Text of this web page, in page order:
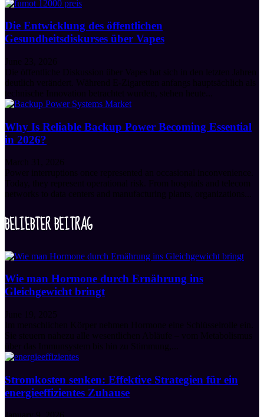
Die Entwicklung des öffentlichen
Gesundheitsdiskurses über Vapes
June 23, 2026
Die öffentliche Diskussion über Vapes hat sich in den letzten Jahren
deutlich verändert. Während E-Zigaretten anfangs hauptsächlich als
technische Innovation betrachtet wurden, stehen heute...
Why Is Reliable Backup Power Becoming Essential
in 2026?
March 31, 2026
Power interruptions once represented an occasional inconvenience.
Today, they represent operational risk. From hospitals and telecom
networks to data centers and manufacturing plants, organizations...
BELIEBTER BEITRAG
Wie man Hormone durch Ernährung ins
Gleichgewicht bringt
June 19, 2025
Im menschlichen Körper nehmen Hormone eine Schlüsselrolle ein.
Sie steuern nahezu alle wesentlichen Abläufe – vom Metabolismus
über das Immunsystem bis hin zu Stimmung,...
Stromkosten senken: Effektive Strategien für ein
energieeffizientes Zuhause